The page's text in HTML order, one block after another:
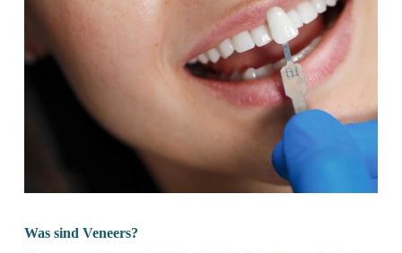
Was sind Veneers?